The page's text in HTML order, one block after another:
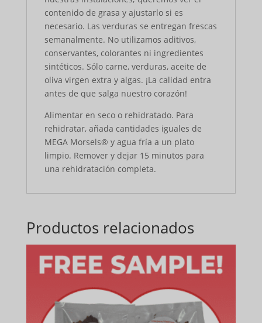
contenido de grasa y ajustarlo si es
necesario. Las verduras se entregan frescas
semanalmente. No utilizamos aditivos,
conservantes, colorantes ni ingredientes
sintéticos. Sólo carne, verduras, aceite de
oliva virgen extra y algas. ¡La calidad entra
antes de que salga nuestro corazón!
Alimentar en seco o rehidratado. Para
rehidratar, añada cantidades iguales de
MEGA Morsels® y agua fría a un plato
limpio. Remover y dejar 15 minutos para
una rehidratación completa.
Productos relacionados